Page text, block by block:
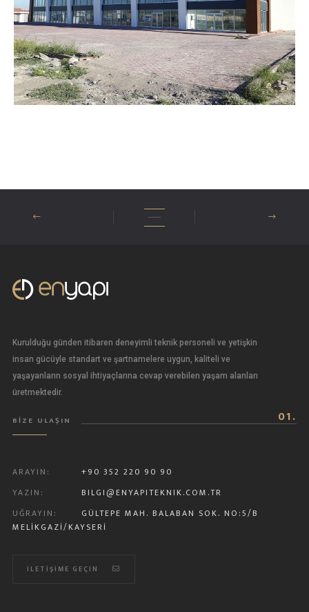
Kurulduğu günden itibaren deneyimli teknik personeli ve yetişkin
insan gücüyle standart ve şartnamelere uygun, kaliteli ve
yaşayanların sosyal ihtiyaçlarına cevap verebilen yaşam alanları
üretmektedir.
BİZE ULAŞIN 01.
ARAYIN:
+90 352 220 90 90
YAZIN:
BILGI@ENYAPITEKNIK.COM.TR
UĞRAYIN:
GÜLTEPE MAH. BALABAN SOK. NO:5/B
MELIKGAZI/KAYSERİ
İLETİŞİME GEÇİN